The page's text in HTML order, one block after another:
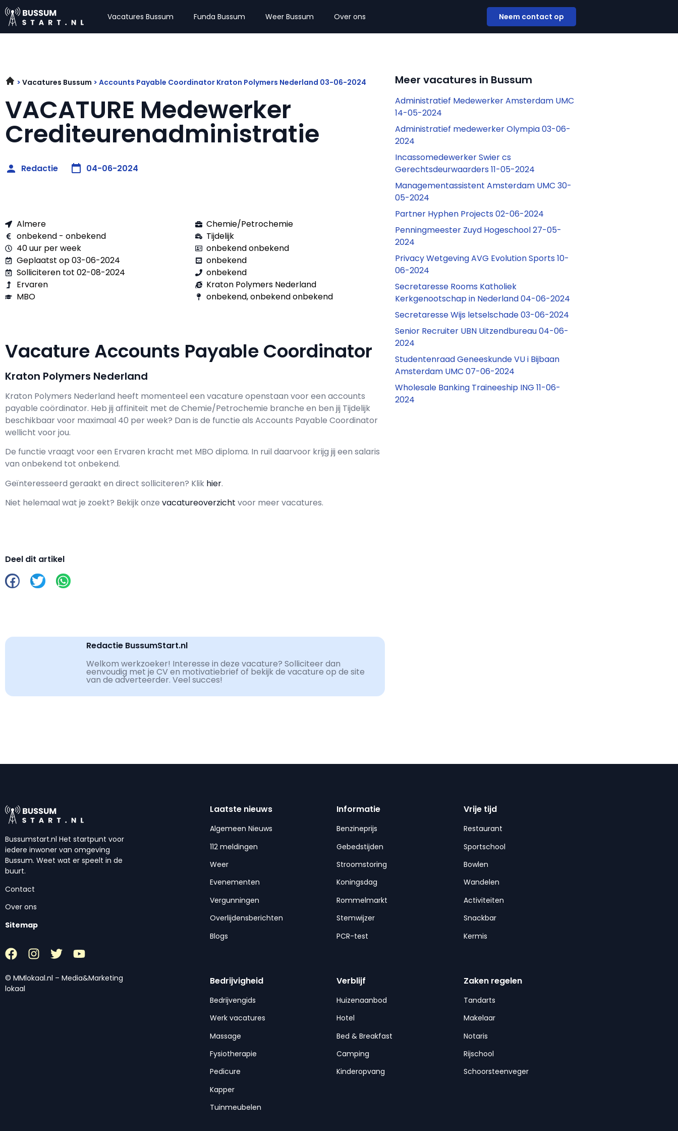
Vacatures Bussum Funda Bussum Weer Bussum Over ons Neem contact op
Vacatures Bussum Accounts Payable Coordinator Kraton Polymers Nederland 03-06-2024
VACATURE Medewerker
Crediteurenadministratie
Redactie 04-06-2024
Almere
onbekend - onbekend
40 uur per week
Geplaatst op 03-06-2024
Solliciteren tot 02-08-2024
Ervaren
MBO
Chemie/Petrochemie
Tijdelijk
onbekend onbekend
onbekend
onbekend
Kraton Polymers Nederland
onbekend, onbekend onbekend
Vacature Accounts Payable Coordinator
Kraton Polymers Nederland
Kraton Polymers Nederland heeft momenteel een vacature openstaan voor een accounts
payable coördinator. Heb jij affiniteit met de Chemie/Petrochemie branche en ben jij Tijdelijk
beschikbaar voor maximaal 40 per week? Dan is de functie als Accounts Payable Coordinator
wellicht voor jou.
De functie vraagt voor een Ervaren kracht met MBO diploma. In ruil daarvoor krijg jij een salaris
van onbekend tot onbekend.
Geïnteresseerd geraakt en direct solliciteren? Klik hier.
Niet helemaal wat je zoekt? Bekijk onze vacatureoverzicht voor meer vacatures.
Deel dit artikel
Redactie BussumStart.nl
Welkom werkzoeker! Interesse in deze vacature? Solliciteer dan
eenvoudig met je CV en motivatiebrief of bekijk de vacature op de site
van de adverteerder. Veel succes!
Meer vacatures in Bussum
Administratief Medewerker Amsterdam UMC
14-05-2024
Administratief medewerker Olympia 03-06-
2024
Incassomedewerker Swier cs
Gerechtsdeurwaarders 11-05-2024
Managementassistent Amsterdam UMC 30-
05-2024
Partner Hyphen Projects 02-06-2024
Penningmeester Zuyd Hogeschool 27-05-
2024
Privacy Wetgeving AVG Evolution Sports 10-
06-2024
Secretaresse Rooms Katholiek
Kerkgenootschap in Nederland 04-06-2024
Secretaresse Wijs letselschade 03-06-2024
Senior Recruiter UBN Uitzendbureau 04-06-
2024
Studentenraad Geneeskunde VU i Bijbaan
Amsterdam UMC 07-06-2024
Wholesale Banking Traineeship ING 11-06-
2024
Bussumstart.nl Het startpunt voor
iedere inwoner van omgeving
Bussum. Weet wat er speelt in de
buurt.
Contact
Over ons
Sitemap
© MMlokaal.nl – Media&Marketing
lokaal
Laatste nieuws
Algemeen Nieuws
112 meldingen
Weer
Evenementen
Vergunningen
Overlijdensberichten
Blogs
Informatie
Benzineprijs
Gebedstijden
Stroomstoring
Koningsdag
Rommelmarkt
Stemwijzer
PCR-test
Vrije tijd
Restaurant
Sportschool
Bowlen
Wandelen
Activiteiten
Snackbar
Kermis
Bedrijvigheid
Bedrijvengids
Werk vacatures
Massage
Fysiotherapie
Pedicure
Kapper
Tuinmeubelen
Verblijf
Huizenaanbod
Hotel
Bed & Breakfast
Camping
Kinderopvang
Zaken regelen
Tandarts
Makelaar
Notaris
Rijschool
Schoorsteenveger